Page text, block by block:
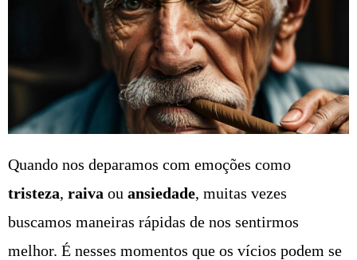
Quando nos deparamos com emoções como
tristeza, raiva ou ansiedade, muitas vezes
buscamos maneiras rápidas de nos sentirmos
melhor. É nesses momentos que os vícios podem se